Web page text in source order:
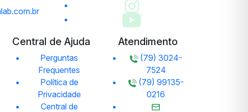
Central de Ajuda
Perguntas
Frequentes
Política de
Privacidade
Central de
Atendimento
(79) 3024-
7524
(79) 99135-
0216